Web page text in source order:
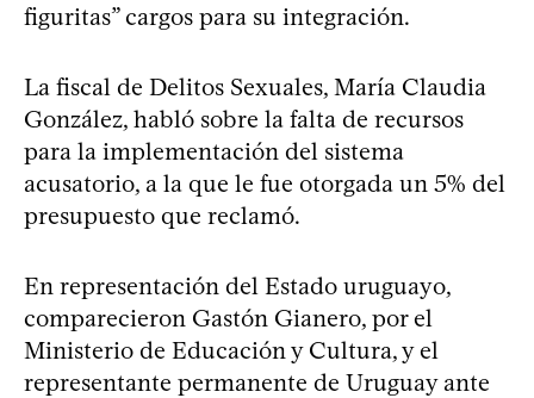
figuritas” cargos para su integración.
La fiscal de Delitos Sexuales, María Claudia
González, habló sobre la falta de recursos
para la implementación del sistema
acusatorio, a la que le fue otorgada un 5% del
presupuesto que reclamó.
En representación del Estado uruguayo,
comparecieron Gastón Gianero, por el
Ministerio de Educación y Cultura, y el
representante permanente de Uruguay ante